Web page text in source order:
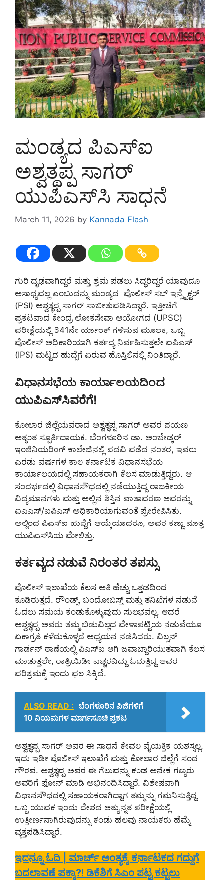
ಮಂಡ್ಯದ ಪಿಎಸ್‌ಐ
ಅಶ್ವತ್ಥಪ್ಪ ಸಾಗರ್
ಯುಪಿಎಸ್‌ಸಿ ಸಾಧನೆ
March 11, 2026 by Kannada Flash
ಗುರಿ ದೃಢವಾಗಿದ್ದರೆ ಮತ್ತು ಶ್ರಮ ಪಡಲು ಸಿದ್ಧರಿದ್ದರೆ ಯಾವುದೂ
ಅಸಾಧ್ಯವಲ್ಲ ಎಂಬುದನ್ನು ಮಂಡ್ಯದ ಪೊಲೀಸ್ ಸಬ್ ಇನ್ಸ್ಪೆಕ್ಟರ್
(PSI) ಅಶ್ವತ್ಥಪ್ಪ ಸಾಗರ್ ಸಾಬೀತುಪಡಿಸಿದ್ದಾರೆ. ಇತ್ತೀಚೆಗೆ
ಪ್ರಕಟವಾದ ಕೇಂದ್ರ ಲೋಕಸೇವಾ ಆಯೋಗದ (UPSC)
ಪರೀಕ್ಷೆಯಲ್ಲಿ 641ನೇ ರ್ಯಾಂಕ್ ಗಳಿಸುವ ಮೂಲಕ, ಒಬ್ಬ
ಪೊಲೀಸ್ ಅಧಿಕಾರಿಯಾಗಿ ಕರ್ತವ್ಯ ನಿರ್ವಹಿಸುತ್ತಲೇ ಐಪಿಎಸ್
(IPS) ಮಟ್ಟದ ಹುದ್ದೆಗೆ ಏರುವ ಹೊಸ್ತಿಲಿನಲ್ಲಿ ನಿಂತಿದ್ದಾರೆ.
ವಿಧಾನಸಭೆಯ ಕಾರ್ಯಾಲಯದಿಂದ
ಯುಪಿಎಸ್‌ಸಿವರೆಗೆ!
ಕೋಲಾರ ಜಿಲ್ಲೆಯವರಾದ ಅಶ್ವತ್ಥಪ್ಪ ಸಾಗರ್ ಅವರ ಪಯಣ
ಅತ್ಯಂತ ಸ್ಪೂರ್ತಿದಾಯಕ. ಬೆಂಗಳೂರಿನ ಡಾ. ಅಂಬೇಡ್ಕರ್
ಇಂಜಿನಿಯರಿಂಗ್ ಕಾಲೇಜಿನಲ್ಲಿ ಪದವಿ ಪಡೆದ ನಂತರ, ಇವರು
ಎರಡು ವರ್ಷಗಳ ಕಾಲ ಕರ್ನಾಟಕ ವಿಧಾನಸಭೆಯ
ಕಾರ್ಯಾಲಯದಲ್ಲಿ ಸಹಾಯಕರಾಗಿ ಕೆಲಸ ಮಾಡುತ್ತಿದ್ದರು. ಆ
ಸಂದರ್ಭದಲ್ಲಿ ವಿಧಾನಸೌಧದಲ್ಲಿ ನಡೆಯುತ್ತಿದ್ದ ರಾಜಕೀಯ
ವಿದ್ಯಮಾನಗಳು ಮತ್ತು ಅಲ್ಲಿನ ಶಿಸ್ತಿನ ವಾತಾವರಣ ಅವರನ್ನು
ಐಎಎಸ್/ಐಪಿಎಸ್ ಅಧಿಕಾರಿಯಾಗುವಂತೆ ಪ್ರೇರೇಪಿಸಿತು.
ಅಲ್ಲಿಂದ ಪಿಎಸ್‌ಐ ಹುದ್ದೆಗೆ ಆಯ್ಕೆಯಾದರೂ, ಅವರ ಕಣ್ಣು ಮಾತ್ರ
ಯುಪಿಎಸ್‌ಸಿಯ ಮೇಲಿತ್ತು.
ಕರ್ತವ್ಯದ ನಡುವೆ ನಿರಂತರ ತಪಸ್ಸು
ಪೊಲೀಸ್ ಇಲಾಖೆಯ ಕೆಲಸ ಅತಿ ಹೆಚ್ಚು ಒತ್ತಡದಿಂದ
ಕೂಡಿರುತ್ತದೆ. ರೌಂಡ್ಸ್, ಬಂದೋಬಸ್ತ್ ಮತ್ತು ತನಿಖೆಗಳ ನಡುವೆ
ಓದಲು ಸಮಯ ಕಂಡುಕೊಳ್ಳುವುದು ಸುಲಭವಲ್ಲ. ಆದರೆ
ಅಶ್ವತ್ಥಪ್ಪ ಅವರು ತಮ್ಮ ಬಿಡುವಿಲ್ಲದ ವೇಳಾಪಟ್ಟಿಯ ನಡುವೆಯೂ
ಏಕಾಗ್ರತೆ ಕಳೆದುಕೊಳ್ಳದೆ ಅಧ್ಯಯನ ನಡೆಸಿದರು. ವಿಲ್ಸನ್
ಗಾರ್ಡನ್ ಠಾಣೆಯಲ್ಲಿ ಪಿಎಸ್‌ಐ ಆಗಿ ಜವಾಬ್ದಾರಿಯುತವಾಗಿ ಕೆಲಸ
ಮಾಡುತ್ತಲೇ, ರಾತ್ರಿಯಿಡೀ ಎಚ್ಚರವಿದ್ದು ಓದುತ್ತಿದ್ದ ಅವರ
ಪರಿಶ್ರಮಕ್ಕೆ ಇಂದು ಫಲ ಸಿಕ್ಕಿದೆ.
ALSO READ : ಬೆಂಗಳೂರಿನ ಪಿಜಿಗಳಿಗೆ
10 ನಿಯಮಗಳ ಮಾರ್ಗಸೂಚಿ ಪ್ರಕಟ
ಅಶ್ವತ್ಥಪ್ಪ ಸಾಗರ್ ಅವರ ಈ ಸಾಧನೆ ಕೇವಲ ವೈಯಕ್ತಿಕ ಯಶಸ್ಸಲ್ಲ,
ಇದು ಇಡೀ ಪೊಲೀಸ್ ಇಲಾಖೆಗೆ ಮತ್ತು ಕೋಲಾರ ಜಿಲ್ಲೆಗೆ ಸಂದ
ಗೌರವ. ಅಶ್ವತ್ಥಪ್ಪ ಅವರ ಈ ಗೆಲುವನ್ನು ಕಂಡ ಅನೇಕ ಗಣ್ಯರು
ಅವರಿಗೆ ಫೋನ್ ಮಾಡಿ ಅಭಿನಂದಿಸಿದ್ದಾರೆ. ವಿಶೇಷವಾಗಿ
ವಿಧಾನಸೌಧದಲ್ಲಿ ಸಹಾಯಕರಾಗಿದ್ದಾಗ ತಮ್ಮನ್ನು ಗಮನಿಸುತ್ತಿದ್ದ
ಒಬ್ಬ ಯುವಕ ಇಂದು ದೇಶದ ಅತ್ಯುನ್ನತ ಪರೀಕ್ಷೆಯಲ್ಲಿ
ಉತ್ತೀರ್ಣನಾಗಿರುವುದನ್ನು ಕಂಡು ಹಲವು ನಾಯಕರು ಹೆಮ್ಮೆ
ವ್ಯಕ್ತಪಡಿಸಿದ್ದಾರೆ.
ಇದನ್ನೂ ಓದಿ | ಮಾರ್ಚ್ ಅಂತ್ಯಕ್ಕೆ ಕರ್ನಾಟಕದ ಗದ್ದುಗೆ
ಬದಲಾವಣೆ ಪಕ್ಕಾ?! ಡಿಕೆಶಿಗೆ ಸಿಎಂ ಪಟ್ಟ ಕಟ್ಟಲು